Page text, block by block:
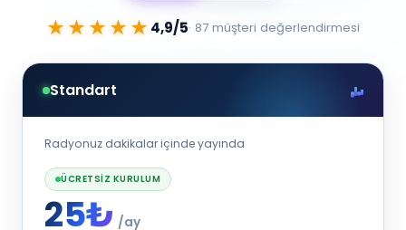
★★★★★
★★★★★ 4,9/5· 87 müşteri değerlendirmesi
Standart
Radyonuz dakikalar içinde yayında
ÜCRETSIZ KURULUM
25₺ /ay